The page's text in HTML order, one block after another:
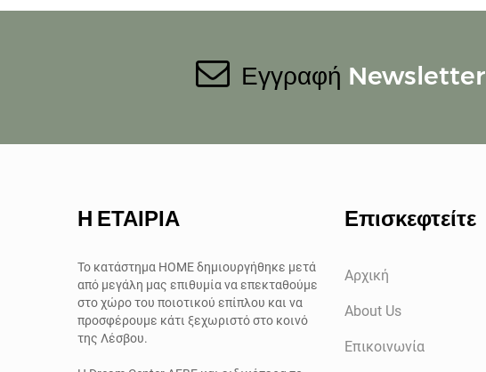
Εγγραφή Newsletter
Η ΕΤΑΙΡΙΑ
Το κατάστημα ΗΟΜΕ δημιουργήθηκε μετά
από μεγάλη μας επιθυμία να επεκταθούμε
στο χώρο του ποιοτικού επίπλου και να
προσφέρουμε κάτι ξεχωριστό στο κοινό
της Λέσβου.
Επισκεφτείτε
Αρχική
About Us
Επικοινωνία